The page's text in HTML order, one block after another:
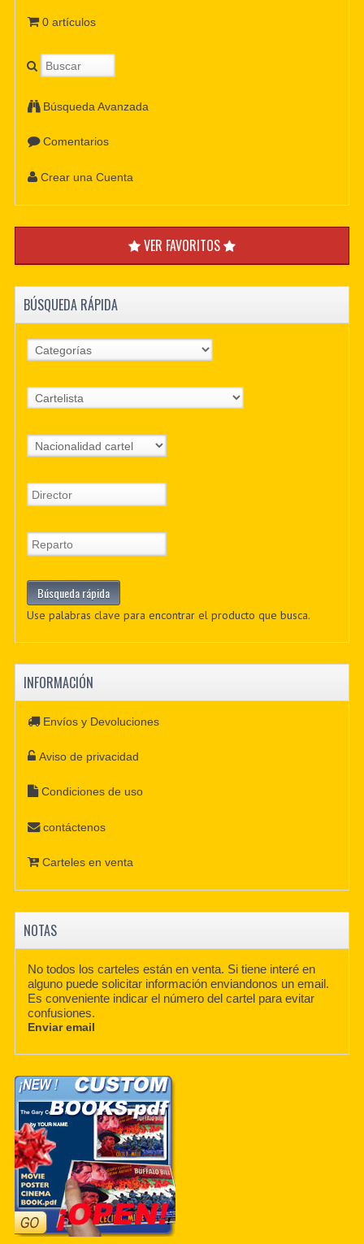
0 artículos
Búsqueda Avanzada
Comentarios
Crear una Cuenta
VER FAVORITOS
BÚSQUEDA RÁPIDA
Use palabras clave para encontrar el producto que busca.
INFORMACIÓN
Envíos y Devoluciones
Aviso de privacidad
Condiciones de uso
contáctenos
Carteles en venta
NOTAS
No todos los carteles están en venta. Si tiene interé en
alguno puede solicitar información enviandonos un email.
Es conveniente indicar el número del cartel para evitar
confusiones.
Enviar email